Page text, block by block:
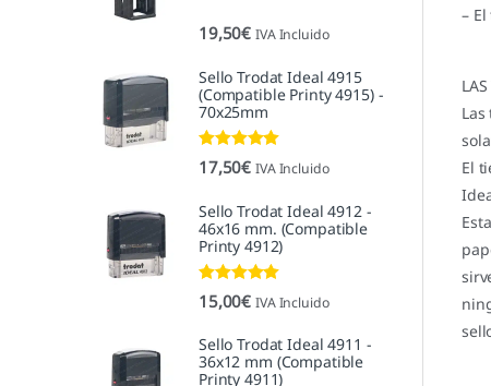
–
El
19,50€ IVA Incluido
Sello Trodat Ideal 4915
(Compatible Printy 4915) -
70x25mm
Valorado con
5.00de 5
17,50€ IVA Incluido
Sello Trodat Ideal 4912 -
46x16 mm. (Compatible
Printy 4912)
Valorado con
5.00de 5
15,00€ IVA Incluido
Sello Trodat Ideal 4911 -
36x12 mm (Compatible
Printy 4911)